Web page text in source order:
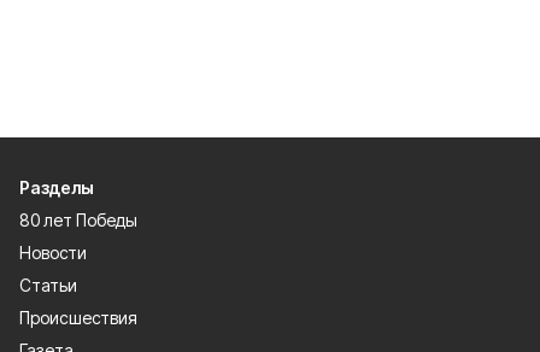
Разделы
80 лет Победы
Новости
Статьи
Происшествия